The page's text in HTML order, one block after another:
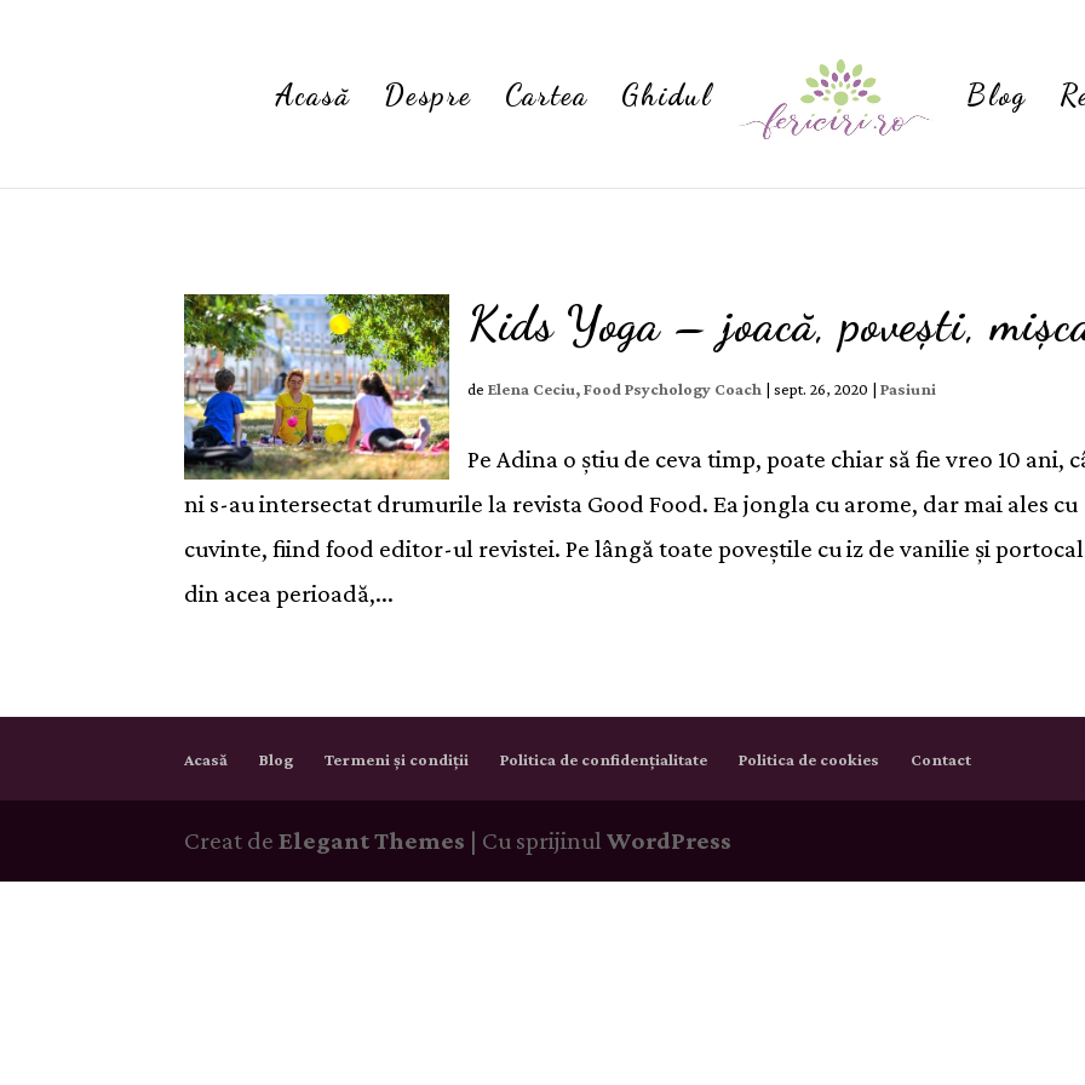
Acasă Despre Cartea Ghidul Blog
Kids Yoga – joacă, povești,
de Elena Ceciu, Food Psychology Coach | sept. 26, 2020 | Pasiuni
Pe Adina o știu de ceva timp, poate chiar să fie vreo 10 ani,
ni s-au intersectat drumurile la revista Good Food. Ea jongla cu arome, dar mai ales cu
cuvinte, fiind food editor-ul revistei. Pe lângă toate poveștile cu iz de vanilie și
din acea perioadă,...
Acasă Blog Termeni și condiții Politica de confidențialitate Politica de cookies Contact
Creat de Elegant Themes | Cu sprijinul WordPress